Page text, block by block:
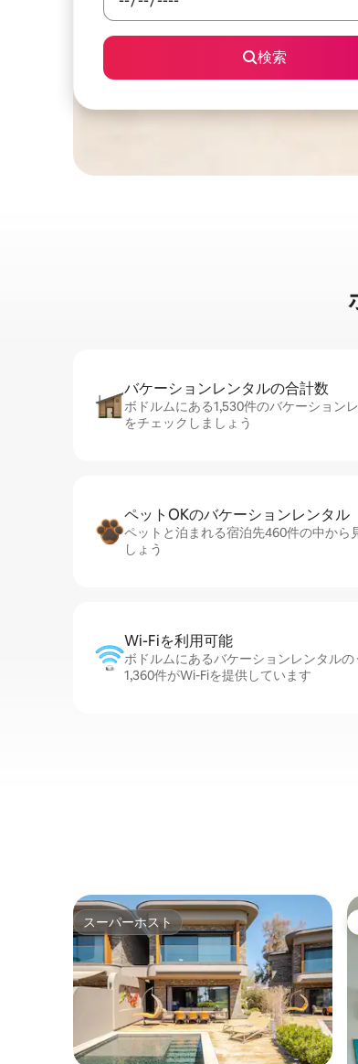
検索
バケーションレ⁠ン⁠タ⁠ル⁠の合⁠計⁠数
ボドルムにある1,530件のバケーション
をチェックしましょう
ペットOKのバ⁠ケ⁠ー⁠シ⁠ョ⁠ンレ⁠ン⁠タ⁠ル
ペットと泊まれる宿泊先460件の中から
しょう
Wi-Fiを利⁠用⁠可⁠能
ボドルムにあるバケーションレンタルの
1,360件がWi-Fiを提供しています
スーパーホスト
スーパーホスト